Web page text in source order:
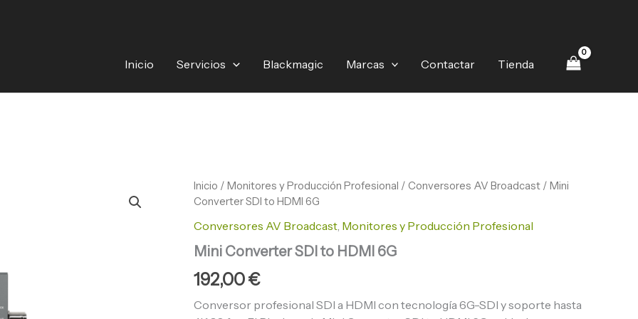
Inicio
Servicios Blackmagic Marcas Contactar Tienda
Inicio / Monitores y Producción Profesional / Conversores AV Broadcast / Mini
Converter SDI to HDMI 6G
Conversores AV Broadcast Monitores y Producción Profesional
Mini Converter SDI to HDMI 6G
192,00€
Conversor profesional SDI a HDMI con tecnología 6G-SDI y soporte hasta
Mini
Converter
to
6G
cantidad